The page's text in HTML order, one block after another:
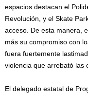
espacios destacan el
Revolución, y el Skate
acceso. De esta manera,
más su compromiso con
fuera fuertemente
violencia que arrebató las
El delegado estatal de